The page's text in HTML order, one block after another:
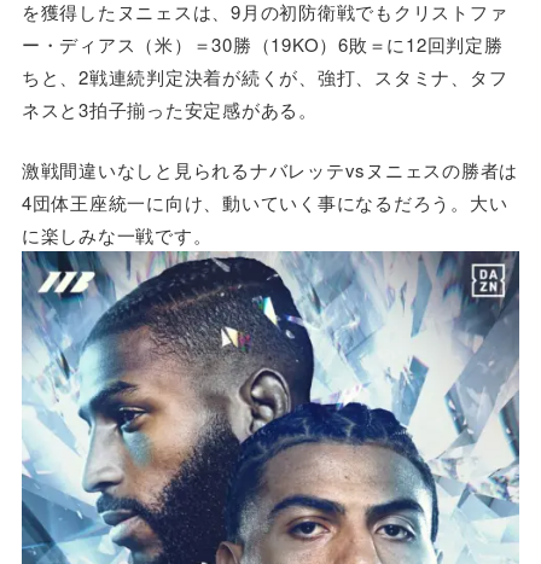
を獲得したヌニェスは、9月の初防衛戦でもクリストファ
ー・ディアス（米）＝30勝（19KO）6敗＝に12回判定勝
ちと、2戦連続判定決着が続くが、強打、スタミナ、タフ
ネスと3拍子揃った安定感がある。
激戦間違いなしと見られるナバレッテvsヌニェスの勝者は
4団体王座統一に向け、動いていく事になるだろう。大い
に楽しみな一戦です。